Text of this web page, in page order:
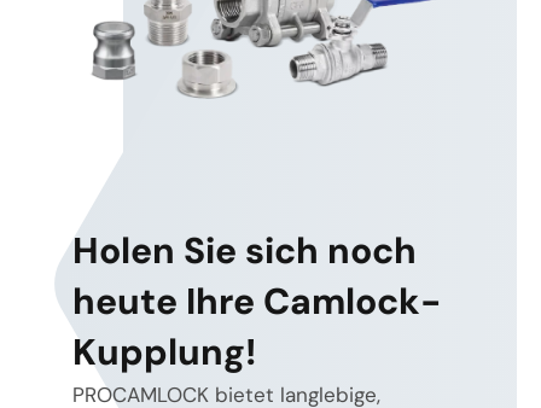
Holen Sie sich noch
heute Ihre Camlock-
Kupplung!
PROCAMLOCK bietet langlebige,